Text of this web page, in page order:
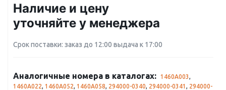
Наличие и цену
уточняйте у менеджера
Срок поставки: заказ до 12:00 выдача к 17:00
Аналогичные номера в каталогах: 1460A003,
1460A022, 1460A052, 1460A058, 294000-0340, 294000-0341 , 294000-